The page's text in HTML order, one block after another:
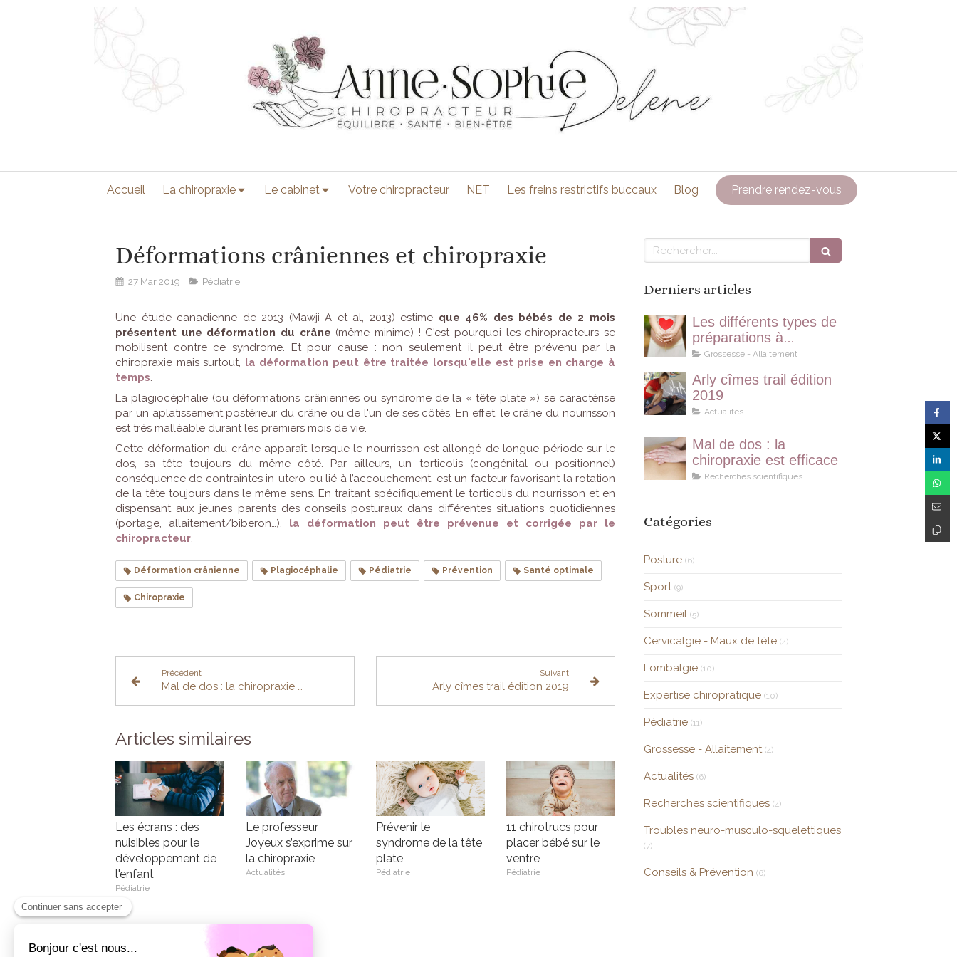
Accueil La chiropraxie Le cabinet Votre chiropracteur NET Les freins restrictifs buccaux Blog Prendre rendez-vous
Déformations crâniennes et chiropraxie
27 Mar 2019 Pédiatrie
Une étude canadienne de 2013 (Mawji A et al, 2013) estime que 46% des bébés de 2 mois
présentent une déformation du crâne (même minime) ! C'est pourquoi les chiropracteurs se
mobilisent contre ce syndrome. Et pour cause : non seulement il peut être prévenu par la
chiropraxie mais surtout, la déformation peut être traitée lorsqu'elle est prise en charge à
temps.
La plagiocéphalie (ou déformations crâniennes ou syndrome de la « tête plate ») se caractérise
par un aplatissement postérieur du crâne ou de l'un de ses côtés. En effet, le crâne du nourrisson
est très malléable durant les premiers mois de vie.
Cette déformation du crâne apparaît lorsque le nourrisson est allongé de longue période sur le
dos, sa tête toujours du même côté. Par ailleurs, un torticolis (congénital ou positionnel)
conséquence de contraintes in-utero ou lié à l’accouchement, est un facteur favorisant la rotation
de la tête toujours dans le même sens. En traitant spécifiquement le torticolis du nourrisson et en
dispensant aux jeunes parents des conseils posturaux dans différentes situations quotidiennes
(portage, allaitement/biberon…),
la déformation peut être prévenue et corrigée par le
chiropracteur.
Déformation crânienne Plagiocéphalie Pédiatrie Prévention Santé optimale
Chiropraxie
Précédent
Mal de dos : la chiropraxie est efficace
Suivant
Arly cîmes trail édition 2019
Articles similaires
Les écrans : des
nuisibles pour le
développement de
l'enfant
Pédiatrie
Le professeur
Joyeux s’exprime sur
la chiropraxie
Actualités
Prévenir le
syndrome de la tête
plate
Pédiatrie
11 chirotrucs pour
placer bébé sur le
ventre
Pédiatrie
Rechercher
Derniers articles
Les différents types de
préparations à
l’accouchement
Grossesse - Allaitement
Arly cîmes trail édition
2019
Actualités
Mal de dos : la
chiropraxie est efficace
Recherches scientifiques
Catégories
Posture (6)
Sport (9)
Sommeil (5)
Cervicalgie - Maux de tête (4)
Lombalgie (10)
Expertise chiropratique (10)
Pédiatrie (11)
Grossesse - Allaitement (4)
Actualités (6)
Recherches scientifiques (4)
Troubles neuro-musculo-squelettiques
(7)
Conseils & Prévention (6)